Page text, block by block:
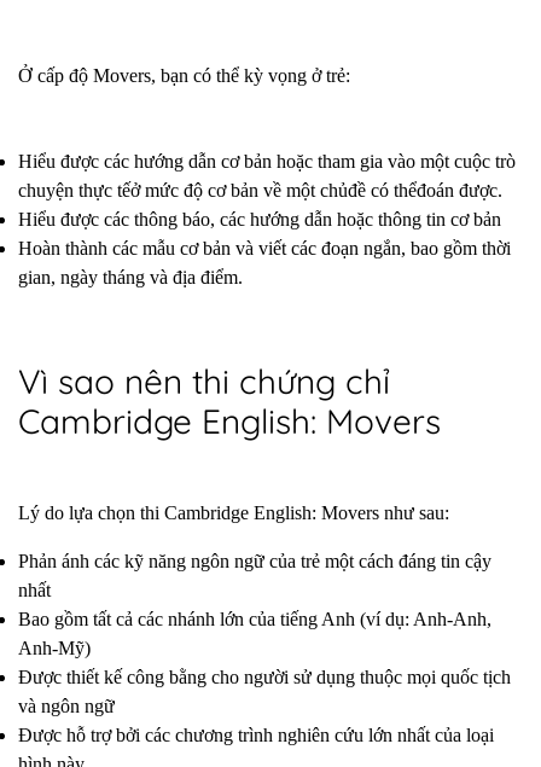
Ở cấp độ Movers, bạn có thể kỳ vọng ở trẻ:
Hiểu được các hướng dẫn cơ bản hoặc tham gia vào một cuộc trò
chuyện thực tếở mức độ cơ bản về một chủđề có thểđoán được.
Hiểu được các thông báo, các hướng dẫn hoặc thông tin cơ bản
Hoàn thành các mẫu cơ bản và viết các đoạn ngắn, bao gồm thời
gian, ngày tháng và địa điểm.
Vì sao nên thi chứng chỉ
Cambridge English: Movers
Lý do lựa chọn thi Cambridge English: Movers như sau:
Phản ánh các kỹ năng ngôn ngữ của trẻ một cách đáng tin cậy
nhất
Bao gồm tất cả các nhánh lớn của tiếng Anh (ví dụ: Anh-Anh,
Anh-Mỹ)
Được thiết kế công bằng cho người sử dụng thuộc mọi quốc tịch
và ngôn ngữ
Được hỗ trợ bởi các chương trình nghiên cứu lớn nhất của loại